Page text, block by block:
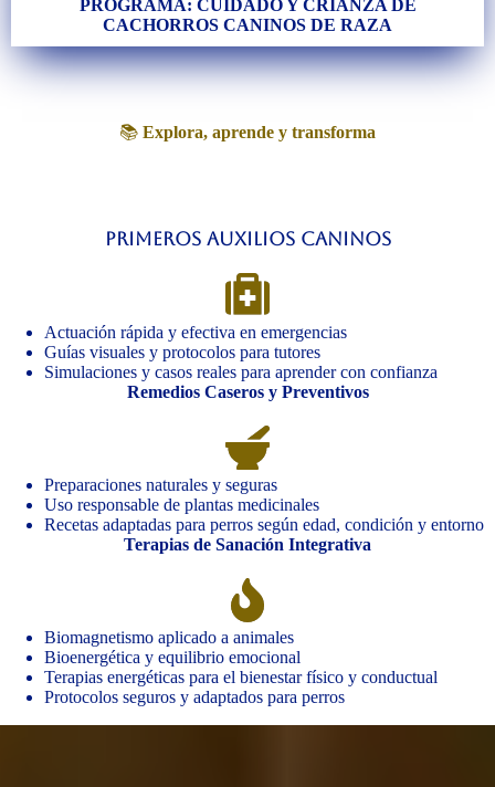
PROGRAMA: CUIDADO Y CRIANZA DE
CACHORROS CANINOS DE RAZA
📚 Explora, aprende y transforma
Primeros Auxilios Caninos
Actuación rápida y efectiva en emergencias
Guías visuales y protocolos para tutores
Simulaciones y casos reales para aprender con confianza
Remedios Caseros y Preventivos
Preparaciones naturales y seguras
Uso responsable de plantas medicinales
Recetas adaptadas para perros según edad, condición y entorno
Terapias de Sanación Integrativa
Biomagnetismo aplicado a animales
Bioenergética y equilibrio emocional
Terapias energéticas para el bienestar físico y conductual
Protocolos seguros y adaptados para perros